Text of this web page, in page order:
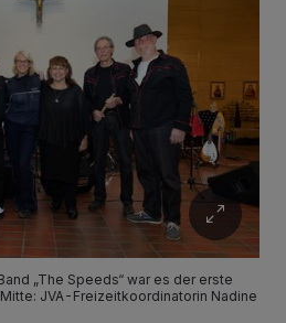
„The Speeds“ war es der erste
JVA-Freizeitkoordinatorin Nadine